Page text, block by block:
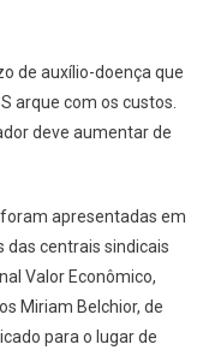
de auxílio-doença que
arque com os custos.
deve aumentar de
apresentadas em
centrais sindicais
Valor Econômico,
Miriam Belchior, de
para o lugar de